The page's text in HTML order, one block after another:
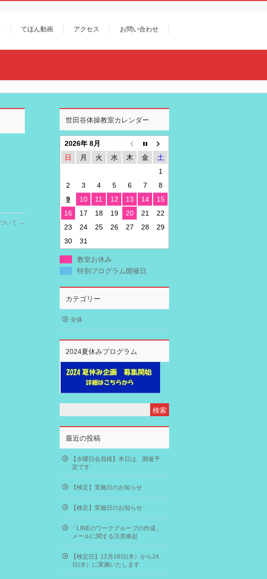
てほん動画 アクセス お問い合わせ
いて →
世田谷体操教室カレンダー
2026年 8月
日
月 火 水 木 金
土
1
2
3 4 5 6 7
8
9
10 11 12 13 14
15
16
17 18 19 20 21
22
23
24 25 26 27 28
29
30
31
教室お休み
特別プログラム開催日
カテゴリー
全体
2024夏休みプログラム
最近の投稿
【水曜日会員様】本日は、開催予
定です
【検定】実施日のお知らせ
【検定】実施日のお知らせ
「LINEのワークグループの作成」
メールに関する注意喚起
【検定日】12月18日(木）から24
日(水）に実施いたします